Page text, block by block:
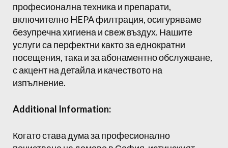
професионална техника и препарати,
включително HEPA филтрация, осигуряваме
безупречна хигиена и свеж въздух. Нашите
услуги са перфектни както за еднократни
посещения, така и за абонаментно обслужване,
с акцент на детайла и качеството на
изпълнение.
Additional Information:
Когато става дума за професионално